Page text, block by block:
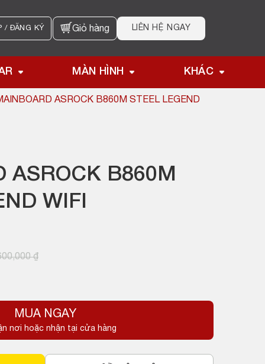
/ ĐĂNG KÝ Giỏ hàng LIÊN HỆ NGAY
MÀN HÌNH KHÁC
ASROCK B860M STEEL LEGEND
ASROCK B860M
WIFI
₫
MUA NGAY
nơi hoặc nhận tại cửa hàng